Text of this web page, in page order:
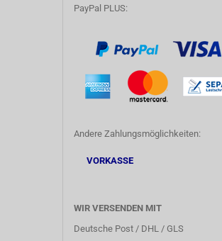
PayPal PLUS:
Andere Zahlungsmöglichkeiten:
VORKASSE
WIR VERSENDEN MIT
Deutsche Post / DHL / GLS